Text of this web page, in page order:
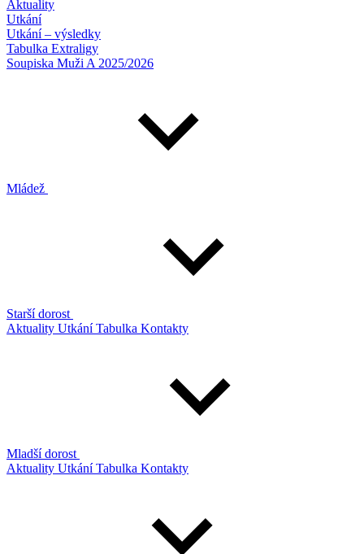
Aktuality
Utkání
Utkání – výsledky
Tabulka Extraligy
Soupiska Muži A 2025/2026
Mládež
Starší dorost
Aktuality UtkáníTabulka Kontakty
Mladší dorost
Aktuality UtkáníTabulka Kontakty